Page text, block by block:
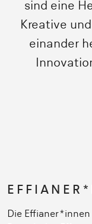
sind eine
Kreative
einander
Die